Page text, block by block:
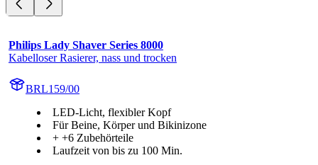
Philips Lady Shaver Series 8000
Kabelloser Rasierer, nass und trocken
BRL159/00
LED-Licht, flexibler Kopf
Für Beine, Körper und Bikinizone
+ +6 Zubehörteile
Laufzeit von bis zu 100 Min.